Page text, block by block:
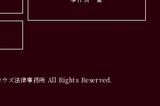
ズ法律事務所 All Rights Reserved.